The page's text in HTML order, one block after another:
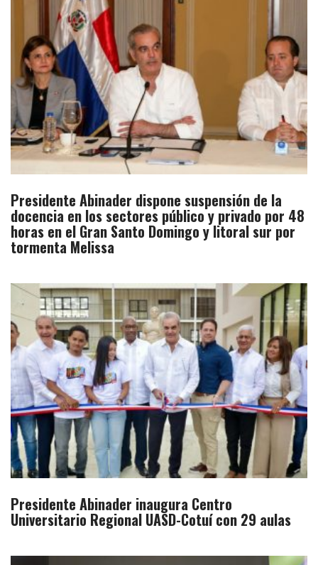
Presidente Abinader dispone suspensión de la
docencia en los sectores público y privado por 48
horas en el Gran Santo Domingo y litoral sur por
tormenta Melissa
Presidente Abinader inaugura Centro
Universitario Regional UASD-Cotuí con 29 aulas